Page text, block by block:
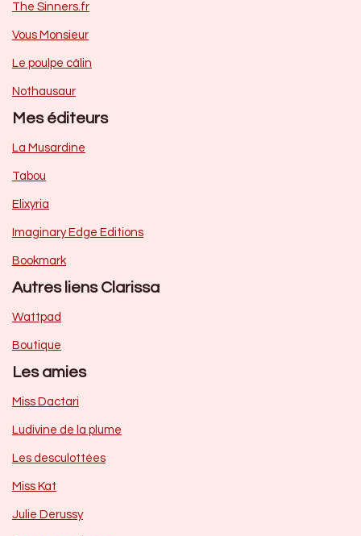
The Sinners.fr
Vous Monsieur
Le poulpe câlin
Nothausaur
Mes éditeurs
La Musardine
Tabou
Elixyria
Imaginary Edge Editions
Bookmark
Autres liens Clarissa
Wattpad
Boutique
Les amies
Miss Dactari
Ludivine de la plume
Les desculottées
Miss Kat
Julie Derussy